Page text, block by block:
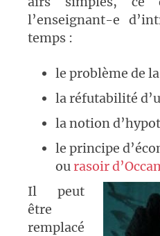
l’enseignant-e
temps :
le problème de
la réfutabilité
la notion
le principe
ourasoir
Il peut
être
remplacé